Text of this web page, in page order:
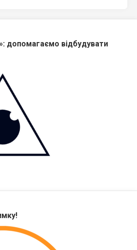
допомагаємо відбудувати